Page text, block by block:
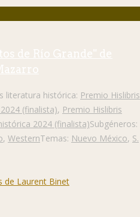
de Río Grande" de
literatura histórica: Premio Hislibris
(finalista), Premio Hislibris
2024 (finalista)Subgéneros:
, WesternTemas: Nuevo México, S.